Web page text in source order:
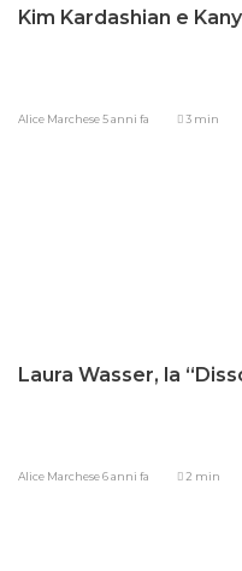
Kim Kardashian e
Alice Marchese5 anni fa 3 min
Laura Wasser, la
Alice Marchese6 anni fa 2 min